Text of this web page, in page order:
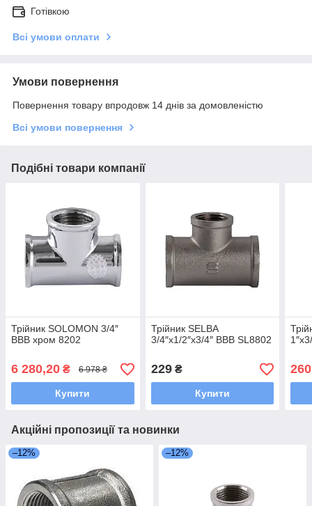
Готівкою
Всі умови оплати
Умови повернення
Повернення товару впродовж 14 днів за домовленістю
Всі умови повернення
Подібні товари компанії
Трійник SOLOMON 3/4″
ВВВ хром 8202
6 280,20 ₴ 6 978 ₴
Купити
Трійник SELBA
3/4″х1/2″х3/4″ ВВВ SL8802
229₴
Купити
Акційні пропозиції та новинки
–12% –12%